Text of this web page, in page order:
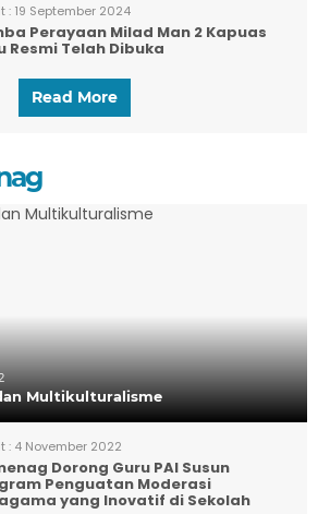
: 19 September 2024
Perayaan Milad Man 2 Kapuas
Resmi Telah Dibuka
Read More
Multikulturalisme
: 4 November 2022
Dorong Guru PAI Susun
Penguatan Moderasi
yang Inovatif di Sekolah